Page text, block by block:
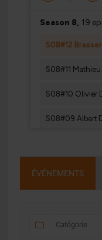
ÉVÉNEMENTS